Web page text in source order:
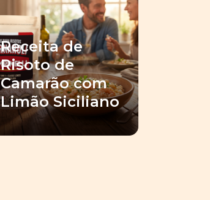
Receita de
Risoto de
Camarão com
Limão Siciliano